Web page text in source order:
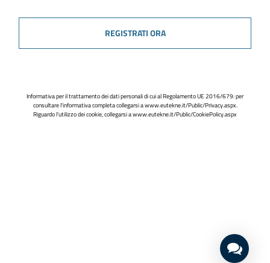
REGISTRATI ORA
Informativa per il trattamento dei dati personali di cui al Regolamento UE 2016/679: per
consultare l'informativa completa collegarsi awww.eutekne.it/Public/Privacy.aspx.
Riguardo l'utilizzo dei cookie, collegarsi awww.eutekne.it/Public/CookiePolicy.aspx